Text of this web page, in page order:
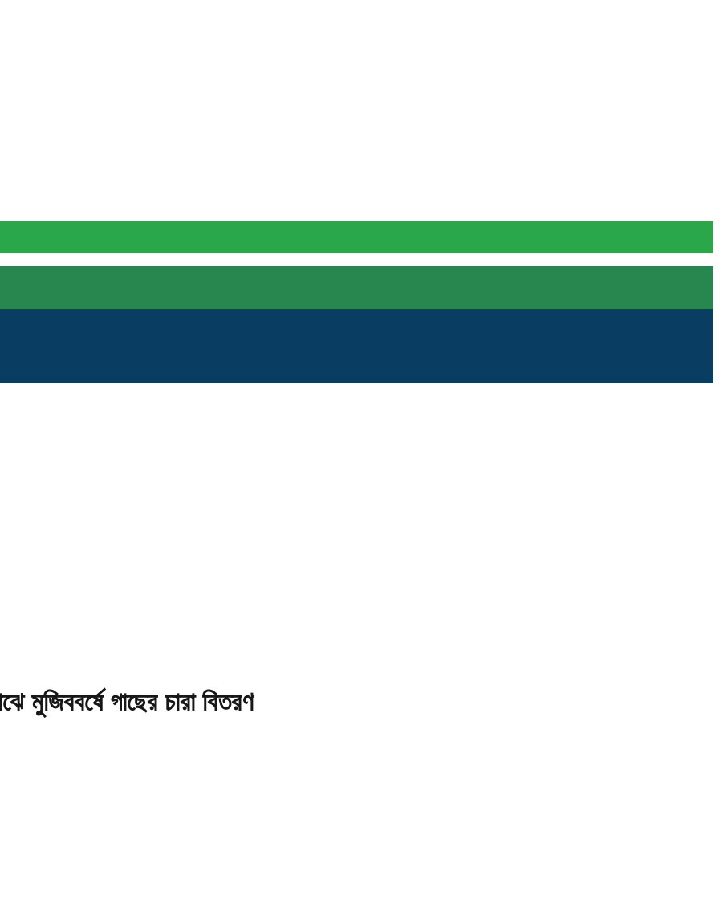
মুজিববর্ষে গাছের চারা বিতরণ